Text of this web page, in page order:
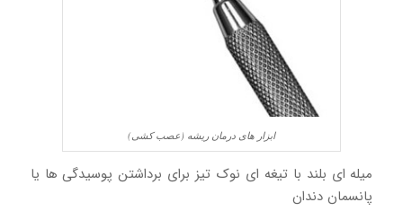
ابزار های درمان ریشه (عصب کشی)
میله ای بلند با تیغه ای نوک تیز برای برداشتن پوسیدگی ها یا
پانسمان دندان